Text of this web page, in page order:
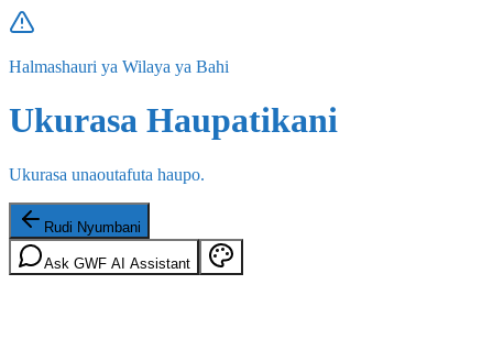
Halmashauri ya Wilaya ya Bahi
Ukurasa Haupatikani
Ukurasa unaoutafuta haupo.
Rudi Nyumbani
Ask GWF AI Assistant